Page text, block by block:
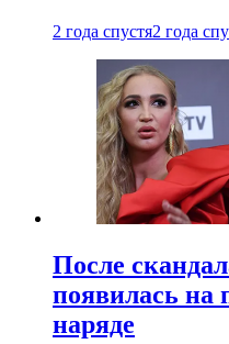
2 года спустя2 года
После
появилась на
наряде